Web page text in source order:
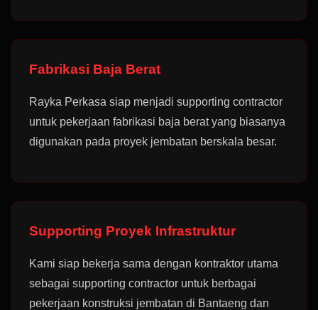
Fabrikasi Baja Berat
Rayka Perkasa siap menjadi supporting contractor
untuk pekerjaan fabrikasi baja berat yang biasanya
digunakan pada proyek jembatan berskala besar.
Supporting Proyek Infrastruktur
Kami siap bekerja sama dengan kontraktor utama
sebagai supporting contractor untuk berbagai
pekerjaan konstruksi jembatan di Bantaeng dan